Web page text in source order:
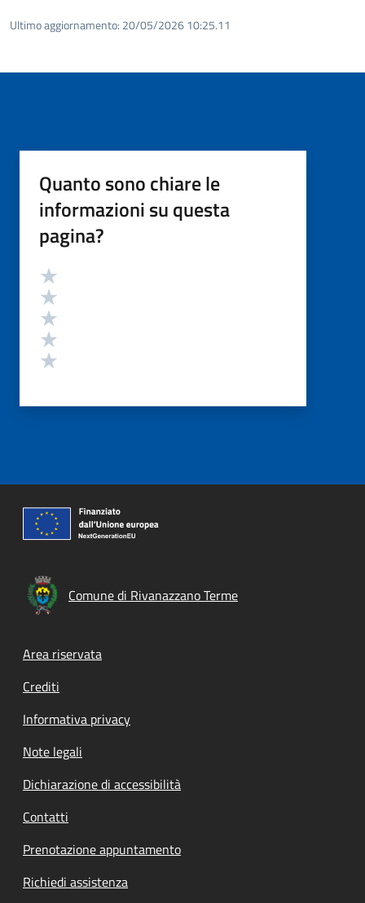
Ultimo aggiornamento: 20/05/2026 10:25.11
Quanto sono chiare le
informazioni su questa
pagina?
Valutazione
Comune di Rivanazzano Terme
Footer menu
Area riservata
Crediti
Informativa privacy
Note legali
Dichiarazione di accessibilità
Contatti
Prenotazione appuntamento
Richiedi assistenza